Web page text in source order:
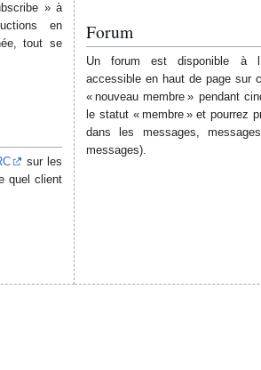
» à
en
tout se
sur les
quel client
Forum
Un forum est disponible à
accessible en haut de page sur
« nouveau membre » pendant
le statut « membre » et pourrez
dans les messages,
messages).